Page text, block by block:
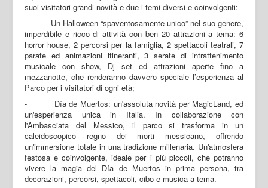
suoi visitatori grandi novità e due i temi diversi e coinvolgenti:
- Un Halloween “spaventosamente unico” nel suo genere,
imperdibile e ricco di attività con ben 20 attrazioni a tema: 6
horror house, 2 percorsi per la famiglia, 2 spettacoli teatrali, 7
parate ed animazioni itineranti, 3 serate di intrattenimento
musicale con show, Dj set ed attrazioni aperte fino a
mezzanotte, che renderanno davvero speciale l’esperienza al
Parco per i visitatori di ogni età;
- Día de Muertos: un'assoluta novità per MagicLand, ed
un'esperienza unica in Italia. In collaborazione con
l'Ambasciata del Messico, il parco si trasforma in un
caleidoscopico regno dei morti messicano, offrendo
un'immersione totale in una tradizione millenaria. Un'atmosfera
festosa e coinvolgente, ideale per i più piccoli, che potranno
vivere la magia del Día de Muertos in prima persona, tra
decorazioni, percorsi, spettacoli, cibo e musica a tema.